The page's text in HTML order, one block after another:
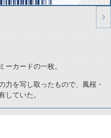
ーカードの一枚。
力を写し取ったもので、鳳桜・
していた。